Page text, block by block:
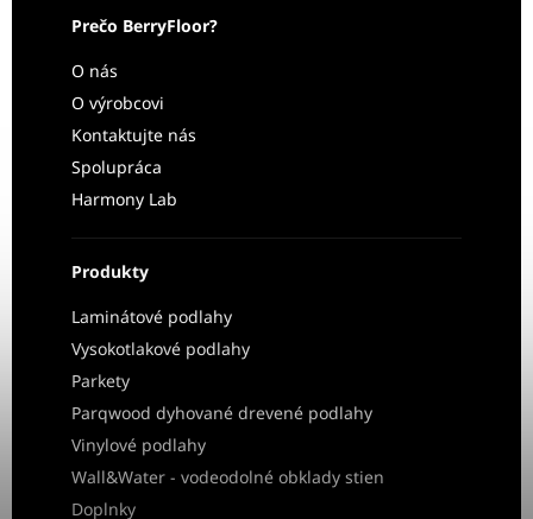
Prečo BerryFloor?
O nás
O výrobcovi
Kontaktujte nás
Spolupráca
Harmony Lab
Produkty
Laminátové podlahy
Vysokotlakové podlahy
Parkety
Parqwood dyhované drevené podlahy
Vinylové podlahy
Wall&Water - vodeodolné obklady stien
Doplnky